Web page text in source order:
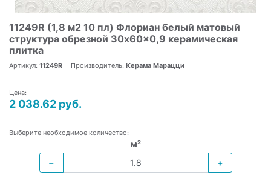
11249R (1,8 м2 10 пл) Флориан белый матовый
структура обрезной 30x60x0,9 керамическая
плитка
Артикул: 11249R Производитель: Керама Марацци
Цена:
2 038.62 руб.
Выберите необходимое количество:
м²
−
+